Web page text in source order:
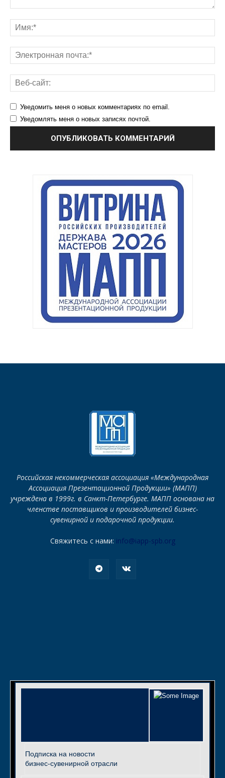
Уведомить меня о новых комментариях по email.
Уведомлять меня о новых записях почтой.
Российская некоммерческая ассоциация «Международная
Ассоциация Презентационной Продукции» (МАПП)
учреждена в 1999г. в Санкт-Петербурге. МАПП основана на
членстве поставщиков и производителей бизнес-
сувенирной и подарочной продукции.
Свяжитесь с нами: info@iapp-spb.org
Подписка на новости
бизнес-сувенирной отрасли